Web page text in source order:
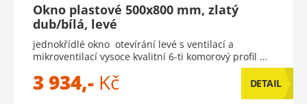
Okno plastové 500x800 mm, zlatý
dub/bílá, levé
jednokřídlé okno otevírání levé s ventilací a
mikroventilací vysoce kvalitní 6-ti komorový profil …
3 934,- Kč DETAIL